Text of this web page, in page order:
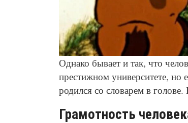
Однако бывает и так, что
престижном университете, но
родился со словарем в
Грамотность